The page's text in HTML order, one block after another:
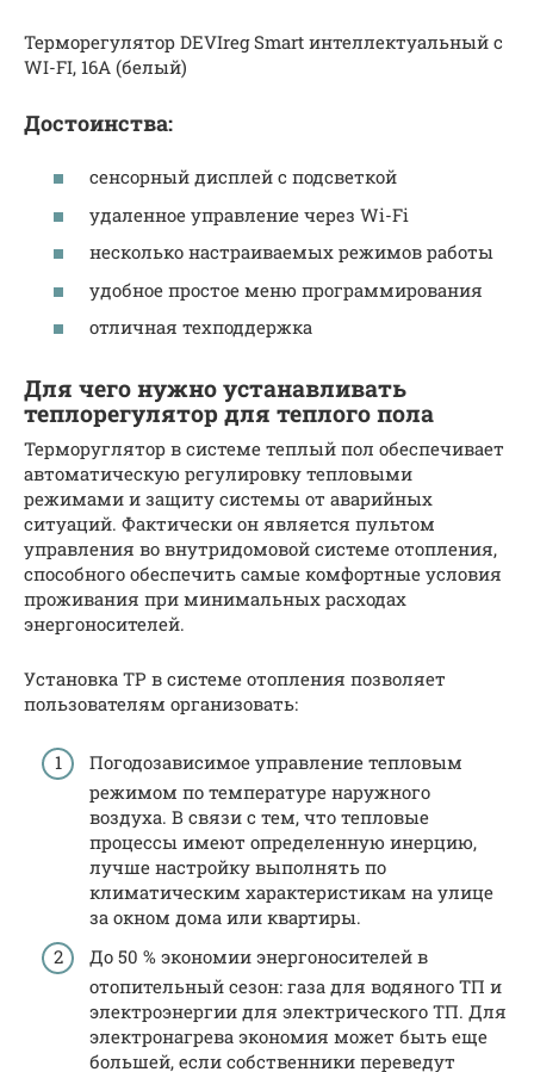
Терморегулятор DEVIreg Smart интеллектуальный с
WI-FI, 16A (белый)
Достоинства:
сенсорный дисплей с подсветкой
удаленное управление через Wi-Fi
несколько настраиваемых режимов работы
удобное простое меню программирования
отличная техподдержка
Для чего нужно устанавливать
теплорегулятор для теплого пола
Терморуглятор в системе теплый пол обеспечивает
автоматическую регулировку тепловыми
режимами и защиту системы от аварийных
ситуаций. Фактически он является пультом
управления во внутридомовой системе отопления,
способного обеспечить самые комфортные условия
проживания при минимальных расходах
энергоносителей.
Установка ТР в системе отопления позволяет
пользователям организовать:
Погодозависимое управление тепловым
режимом по температуре наружного
воздуха. В связи с тем, что тепловые
процессы имеют определенную инерцию,
лучше настройку выполнять по
климатическим характеристикам на улице
за окном дома или квартиры.
До 50 % экономии энергоносителей в
отопительный сезон: газа для водяного ТП и
электроэнергии для электрического ТП. Для
электронагрева экономия может быть еще
большей, если собственники переведут